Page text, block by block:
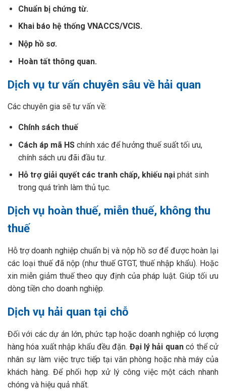
Chuẩn bị chứng từ.
Khai báo hệ thống VNACCS/VCIS.
Nộp hồ sơ.
Hoàn tất thông quan.
Dịch vụ tư vấn chuyên sâu về hải quan
Các chuyên gia sẽ tư vấn về:
Chính sách thuế
Cách áp mã HSchính xác để hưởng thuế suất tối ưu,
chính sách ưu đãi đầu tư.
Hỗ trợ giải quyết các tranh chấp, khiếu nạiphát sinh
trong quá trình làm thủ tục.
Dịch vụ hoàn thuế, miễn thuế, không thu
thuế
Hỗ trợ doanh nghiệp chuẩn bị và nộp hồ sơ để được hoàn lại
các loại thuế đã nộp (như thuế GTGT, thuế nhập khẩu). Hoặc
xin miễn giảm thuế theo quy định của pháp luật. Giúp tối ưu
dòng tiền cho doanh nghiệp.
Dịch vụ hải quan tại chỗ
Đối với các dự án lớn, phức tạp hoặc doanh nghiệp có lượng
hàng hóa xuất nhập khẩu đều đặn. Đại lý hải quancó thể cử
nhân sự làm việc trực tiếp tại văn phòng hoặc nhà máy của
khách hàng. Để phối hợp xử lý công việc một cách nhanh
chóng và hiệu quả nhất.